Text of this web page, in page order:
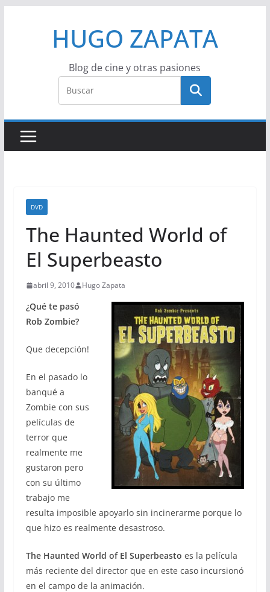
HUGO ZAPATA
Blog de cine y otras pasiones
DVD
The Haunted World of
El Superbeasto
abril 9, 2010 Hugo Zapata
¿Qué te pasó
Rob Zombie?
Que decepción!
En el pasado lo
banqué a
Zombie con sus
películas de
terror que
realmente me
gustaron pero
con su último
trabajo me
resulta imposible apoyarlo sin incinerarme porque lo
que hizo es realmente desastroso.
The Haunted World of El Superbeasto es la película
más reciente del director que en este caso incursionó
en el campo de la animación.